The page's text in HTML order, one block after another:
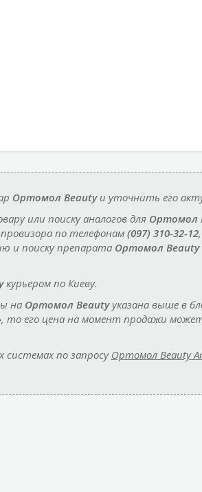
Ортомол Beautyи уточнить его
или поиску аналогов для Ортомол
по телефонам (097) 310-32-
и поиску препарата Ортомол Beauty
курьером по Киеву.
на Ортомол Beautyуказана выше в
то его цена на момент продажи
по запросу Ортомол Beauty